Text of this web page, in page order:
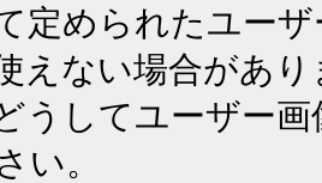
定められたユー
えない場合があ
うしてユーザー
い。